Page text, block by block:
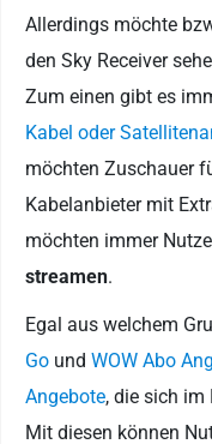
Allerdings möchte
den Sky Receiver
Zum einen gibt es
Kabel oder
möchten Zuschauer
Kabelanbieter mit
möchten immer
streamen.
Egal aus welchem
Go und WOW Abo
Angebote, die sich im
Mit diesen können